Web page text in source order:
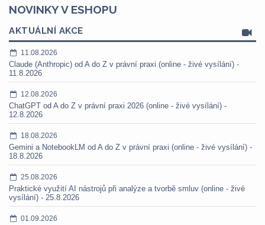
NOVINKY V ESHOPU
AKTUÁLNÍ AKCE
11.08.2026
Claude (Anthropic) od A do Z v právní praxi (online - živé vysílání) -
11.8.2026
12.08.2026
ChatGPT od A do Z v právní praxi 2026 (online - živé vysílání) -
12.8.2026
18.08.2026
Gemini a NotebookLM od A do Z v právní praxi (online - živé vysílání) -
18.8.2026
25.08.2026
Praktické využití AI nástrojů při analýze a tvorbě smluv (online - živé
vysílání) - 25.8.2026
01.09.2026